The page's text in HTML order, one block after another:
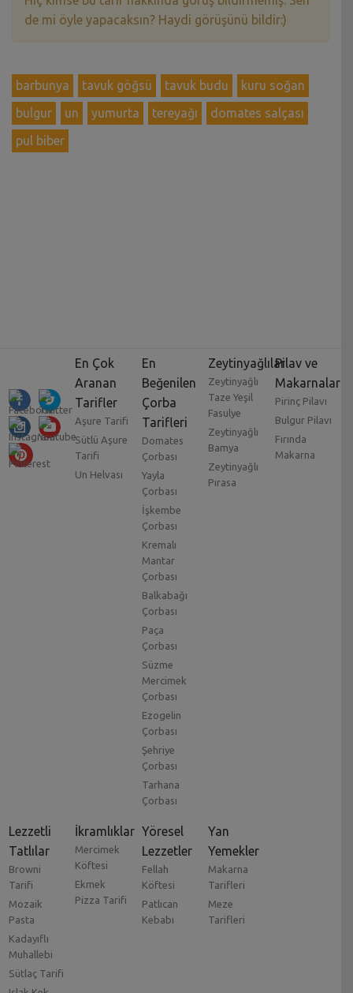
de mi öyle yapacaksın? Haydi görüşünü bildir:)
barbunya tavuk göğsü tavuk budu
kuru soğan
bulgur
un yumurta tereyağı
domates salçası
pul biber
En Çok
Aranan
Tarifler
Aşure Tarifi
Sütlü Aşure
Tarifi
Un Helvası
En
Beğenilen
Çorba
Tarifleri
Domates
Çorbası
Yayla
Çorbası
İşkembe
Çorbası
Kremalı
Mantar
Çorbası
Balkabağı
Çorbası
Paça
Çorbası
Süzme
Mercimek
Çorbası
Ezogelin
Çorbası
Şehriye
Çorbası
Tarhana
Çorbası
Zeytinyağlılar
Zeytinyağlı
Taze Yeşil
Fasulye
Zeytinyağlı
Bamya
Zeytinyağlı
Pırasa
Pilav ve
Makarnalar
Pirinç Pilavı
Bulgur Pilavı
Fırında
Makarna
Lezzetli
Tatlılar
Browni
Tarifi
Mozaik
Pasta
Kadayıflı
Muhallebi
Sütlaç Tarifi
İkramlıklar
Mercimek
Köftesi
Ekmek
Pizza Tarifi
Yöresel
Lezzetler
Fellah
Köftesi
Patlıcan
Kebabı
Yan
Yemekler
Makarna
Tarifleri
Meze
Tarifleri